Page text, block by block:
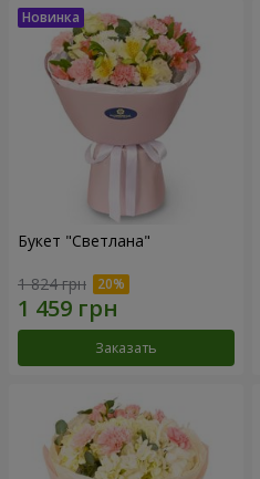
Букет "Светлана"
1 824 грн
Заказать